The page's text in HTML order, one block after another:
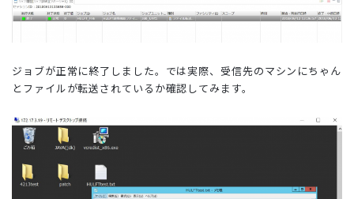
ジョブが正常に終了しました。では実際、受信先のマシンにちゃん
とファイルが転送されているか確認してみます。